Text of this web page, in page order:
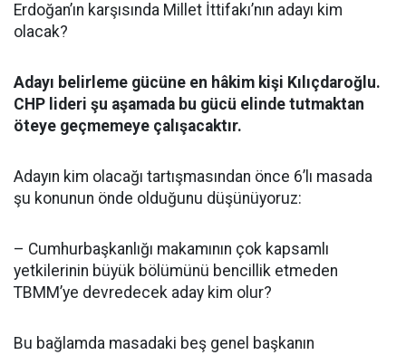
Erdoğan’ın karşısında Millet İttifakı’nın adayı kim
olacak?
Adayı belirleme gücüne en hâkim kişi Kılıçdaroğlu.
CHP lideri şu aşamada bu gücü elinde tutmaktan
öteye geçmemeye çalışacaktır.
Adayın kim olacağı tartışmasından önce 6’lı masada
şu konunun önde olduğunu düşünüyoruz:
– Cumhurbaşkanlığı makamının çok kapsamlı
yetkilerinin büyük bölümünü bencillik etmeden
TBMM’ye devredecek aday kim olur?
Bu bağlamda masadaki beş genel başkanın